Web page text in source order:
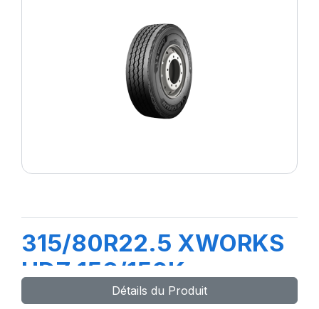
315/80R22.5 XWORKS
HDZ 156/150K
Détails du Produit